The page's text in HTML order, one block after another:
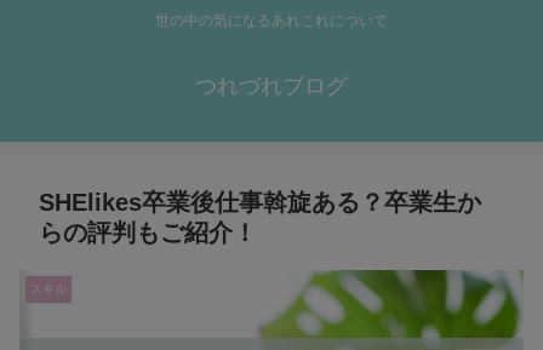
世の中の気になるあれこれについて
つれづれブログ
SHElikes卒業後仕事斡旋ある？卒業生か
らの評判もご紹介！
スキル